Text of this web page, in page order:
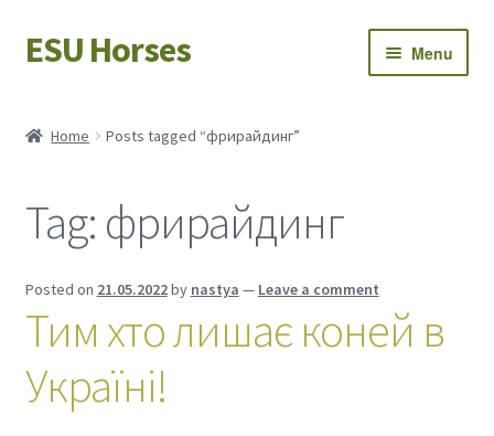
Skip
to
Skip
to
ESU Horses Menu
Save Horses
My account
Home Posts tagged “фрирайдинг”
Tag: фрирайдинг
Posted on 21.05.2022by nastya — Leave a comment
Тим хто лишає коней в
Україні!